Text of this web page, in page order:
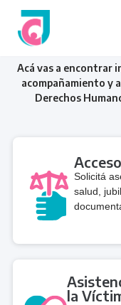
al
contenido
Acá vas a encontrar
acompañamiento y
Derechos
Solicitá
salud,
la